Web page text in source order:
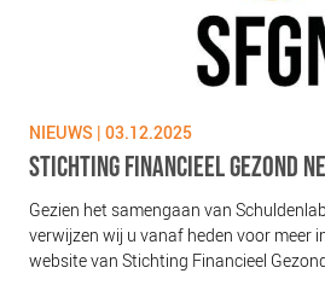
NIEUWS | 03.12.2025
STICHTING FINANCIEEL GEZOND
Gezien het samengaan van
verwijzen wij u vanaf heden voor meer
website van Stichting Financieel